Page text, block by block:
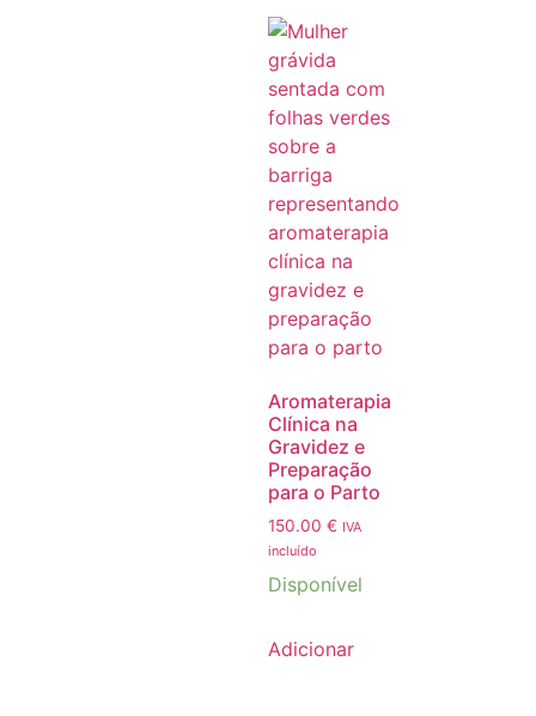
Aromaterapia
Clínica na
Gravidez e
Preparação
para o Parto
150.00 € IVA
incluído
Disponível
Adicionar